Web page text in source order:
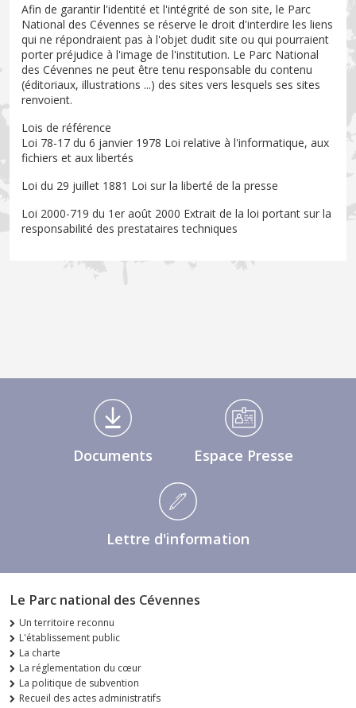
Afin de garantir l'identité et l'intégrité de son site, le Parc
National des Cévennes se réserve le droit d'interdire les liens
qui ne répondraient pas à l'objet dudit site ou qui pourraient
porter préjudice à l'image de l'institution. Le Parc National
des Cévennes ne peut être tenu responsable du contenu
(éditoriaux, illustrations ...) des sites vers lesquels ses sites
renvoient.
Lois de référence
Loi 78-17 du 6 janvier 1978 Loi relative à l'informatique, aux
fichiers et aux libertés
Loi du 29 juillet 1881 Loi sur la liberté de la presse
Loi 2000-719 du 1er août 2000 Extrait de la loi portant sur la
responsabilité des prestataires techniques
Médiathèque Footer
Documents Espace Presse
Lettre d'information
Le Parc national des Cévennes
Un territoire reconnu
L'établissement public
La charte
La réglementation du cœur
La politique de subvention
Recueil des actes administratifs